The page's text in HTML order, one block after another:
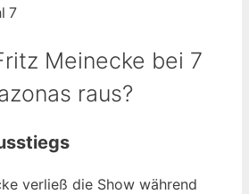
7
Meinecke bei 7
raus?
verließ die Show während